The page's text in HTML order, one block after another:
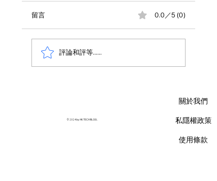
限制，用 Database Savings Plans 省下
留言 0.0／5 (0)
評論和評等......
© 2024 by HK TECH BLOG .
關於我們
私隱權政策
使用條款